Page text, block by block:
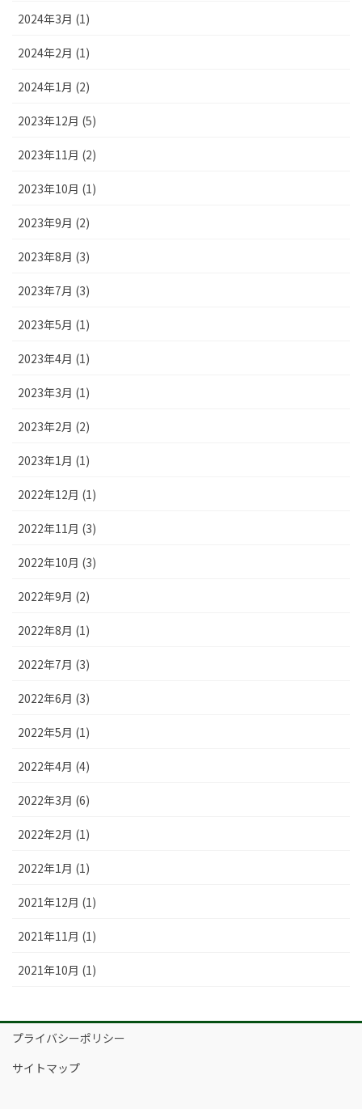
2024年3月 (1)
2024年2月 (1)
2024年1月 (2)
2023年12月 (5)
2023年11月 (2)
2023年10月 (1)
2023年9月 (2)
2023年8月 (3)
2023年7月 (3)
2023年5月 (1)
2023年4月 (1)
2023年3月 (1)
2023年2月 (2)
2023年1月 (1)
2022年12月 (1)
2022年11月 (3)
2022年10月 (3)
2022年9月 (2)
2022年8月 (1)
2022年7月 (3)
2022年6月 (3)
2022年5月 (1)
2022年4月 (4)
2022年3月 (6)
2022年2月 (1)
2022年1月 (1)
2021年12月 (1)
2021年11月 (1)
2021年10月 (1)
プライバシーポリシー
サイトマップ